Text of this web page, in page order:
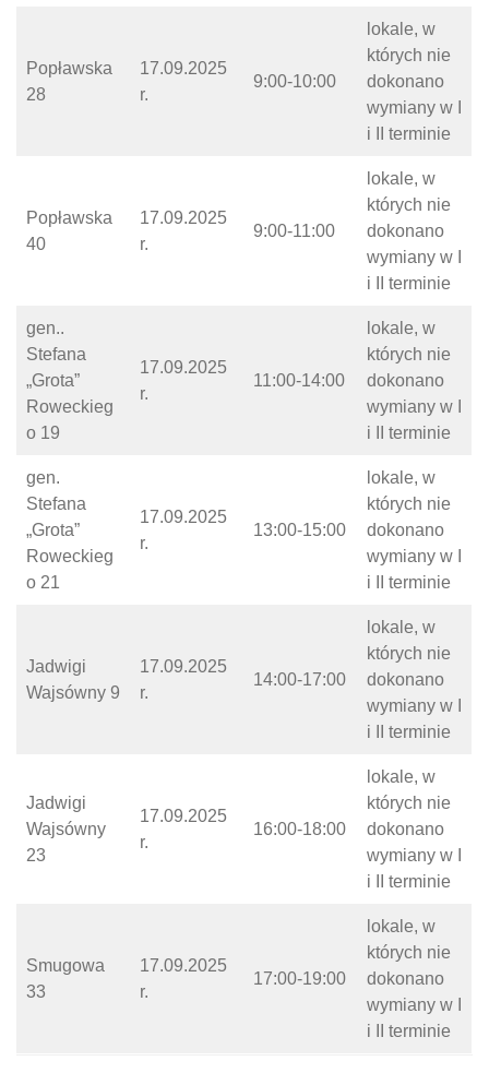
Popławska
28
17.09.2025
r.
9:00-10:00
lokale, w
których nie
dokonano
wymiany w I
i II terminie
Popławska
40
17.09.2025
r.
9:00-11:00
lokale, w
których nie
dokonano
wymiany w I
i II terminie
gen..
Stefana
„Grota”
Roweckieg
o 19
17.09.2025
r.
11:00-14:00
lokale, w
których nie
dokonano
wymiany w I
i II terminie
gen.
Stefana
„Grota”
Roweckieg
o 21
17.09.2025
r.
13:00-15:00
lokale, w
których nie
dokonano
wymiany w I
i II terminie
Jadwigi
Wajsówny 9
17.09.2025
r.
14:00-17:00
lokale, w
których nie
dokonano
wymiany w I
i II terminie
Jadwigi
Wajsówny
23
17.09.2025
r.
16:00-18:00
lokale, w
których nie
dokonano
wymiany w I
i II terminie
Smugowa
33
17.09.2025
r.
17:00-19:00
lokale, w
których nie
dokonano
wymiany w I
i II terminie